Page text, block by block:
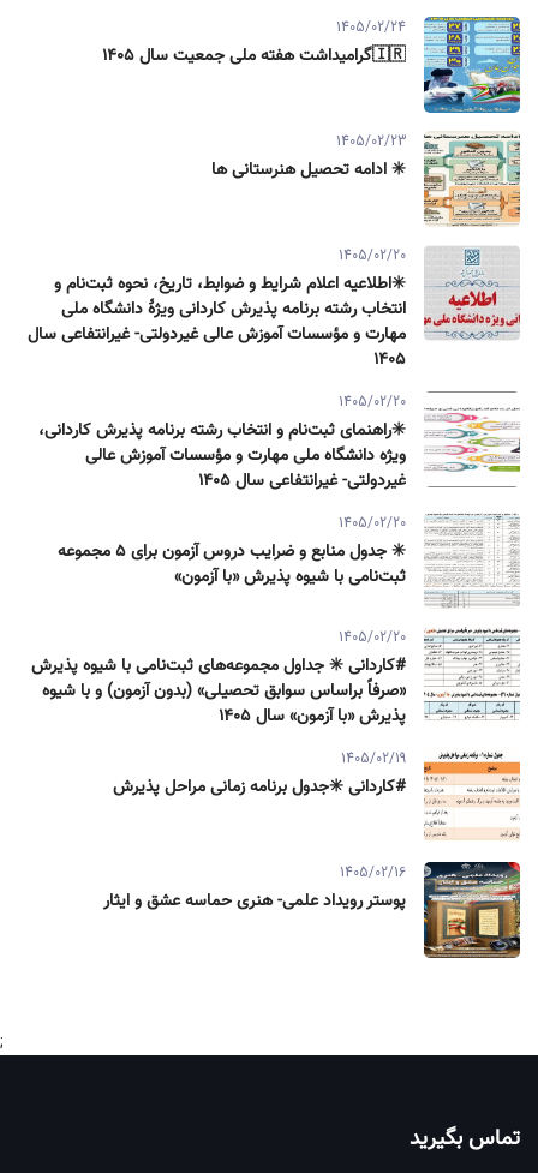
1405/02/24
🇮🇷گرامیداشت هفته ملی جمعیت سال ۱۴۰۵
1405/02/23
✳️ ادامه تحصیل هنرستانی ها
1405/02/20
✳️اطلاعیه اعلام شرایط و ضوابط، تاریخ، نحوه ثبت‌نام و
انتخاب رشته برنامه پذیرش كاردانی ویژۀ دانشگاه ملی
مهارت و مؤسسات آموزش عالی غیردولتی- غیرانتفاعی سال
۱۴۰۵
1405/02/20
✳️راهنمای ثبت‌نام و انتخاب رشته برنامه پذیرش كاردانی،
ویژه دانشگاه ملی مهارت و مؤسسات آموزش عالی
غیردولتی- غیرانتفاعی سال ۱۴۰۵
1405/02/20
✳️ جدول منابع و ضرایب دروس آزمون برای ۵ مجموعه
ثبت‌نامی با شیوه پذیرش «با آزمون»
1405/02/20
#کاردانی ✳️ جداول مجموعه‌های ثبت‌نامی با شیوه پذیرش
«صرفاً براساس سوابق تحصیلی» (بدون آزمون) و با شیوه
پذیرش «با آزمون» سال ۱۴۰۵
1405/02/19
#کاردانی ✳️جدول برنامه زمانی مراحل پذیرش
1405/02/16
پوستر رویداد علمی- هنری حماسه عشق و ایثار
;
تماس بگیرید